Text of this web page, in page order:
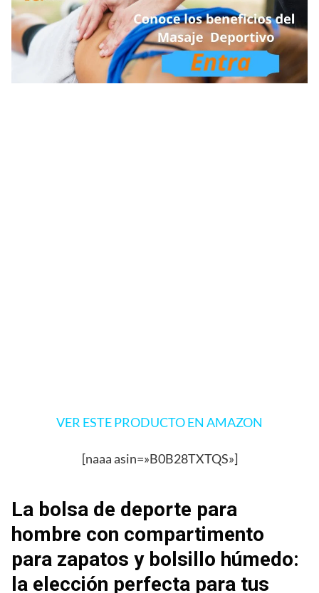
VER ESTE PRODUCTO EN AMAZON
[naaa asin=»B0B28TXTQS»]
La bolsa de deporte para
hombre con compartimento
para zapatos y bolsillo húmedo:
la elección perfecta para tus